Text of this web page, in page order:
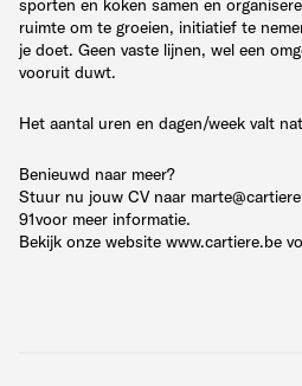
sporten en koken samen en
ruimte om te groeien, initiatief te
je doet. Geen vaste lijnen, wel een
vooruit duwt.
Het aantal uren en dagen/week valt
Benieuwd naar meer?
Stuur nu jouw CV naar
91voor meer informatie.
Bekijk onze website www.cartiere.be